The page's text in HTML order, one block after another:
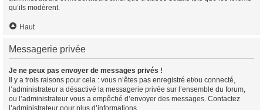
qu’ils modèrent.
Haut
Messagerie privée
Je ne peux pas envoyer de messages privés !
Il y a trois raisons pour cela : vous n’êtes pas enregistré et/ou connecté,
l’administrateur a désactivé la messagerie privée sur l’ensemble du forum,
ou l’administrateur vous a empêché d’envoyer des messages. Contactez
l’administrateur pour plus d’informations.